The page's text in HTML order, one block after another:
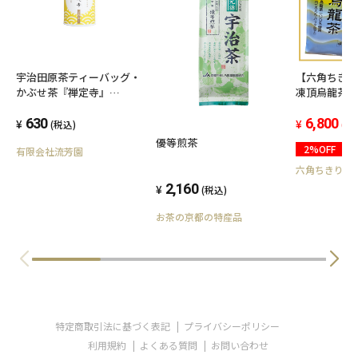
宇治田原茶ティーバッグ・
かぶせ茶『禅定寺』
630 (税込)
有限会社流芳園
優等煎茶
2,160 (税込)
お茶の京都の特産品
【六角ちき
凍頂烏龍茶
6,800 (税
2%OFF
六角ちきりや
特定商取引法に基づく表記
プライバシーポリシー
利用規約
よくある質問 お問い合わせ